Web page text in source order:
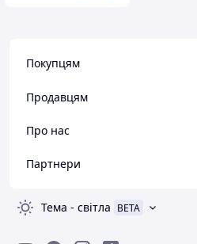
Покупцям
Продавцям
Про нас
Партнери
Тема - світла BETA